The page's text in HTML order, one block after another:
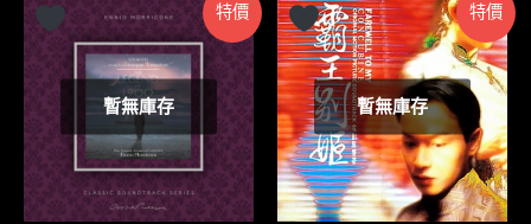
特價
暫無庫存
特價
暫無庫存